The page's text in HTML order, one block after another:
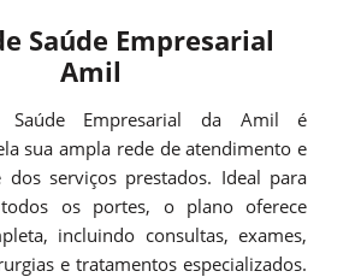
Saúde Empresarial
Amil
Empresarial da Amil é
sua ampla rede de atendimento e
dos serviços prestados. Ideal para
os portes, o plano oferece
incluindo consultas, exames,
e tratamentos especializados.